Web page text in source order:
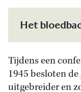
Het
Tijdens een
1945 besloten
uitgebreider en